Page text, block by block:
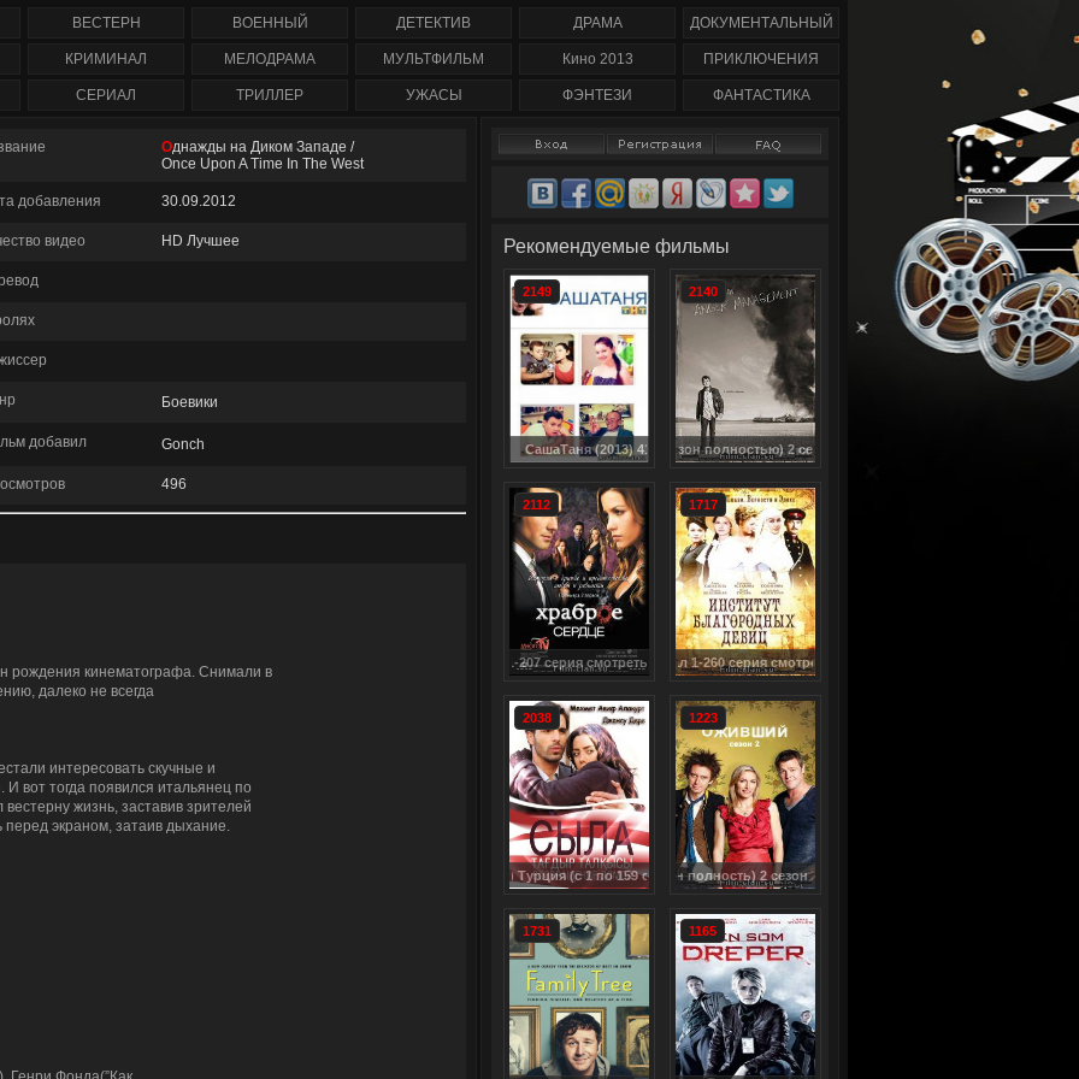
Однажды на Диком Западе /
Once Upon A Time In The West
добавления 30.09.2012
видео HD Лучшее
Боевики
добавил Gonch
496
рождения кинематографа. Снимали в
далеко не всегда
интересовать скучные и
вот тогда появился итальянец по
жизнь, заставив зрителей
перед экраном, затаив дыхание.
Рекомендуемые фильмы
2149
СашаТаня (2013) 41 серия
2140
Смотреть онлайн: Управление гневом (1 сезон полностью) 2 сезон (1-47 серия) сериал смотреть онлайн / Anger
2112
Смотреть онлайн: Храброе сердце сериал 1-207 серия смотреть онлайн / Corazón valiente
1717
Тайны института благородных девиц сериал 1-260 серия смотреть онлайн (2013)
2038
Сыла. Возвращение домой / Sıla dizisi (2006) Турция (с 1 по 159 серию)
1223
Смотреть онлайн: Оживший сериал (1 сезон полность) 2 сезон 1-10 серия смотреть онлайн / Spirited
1731 1165
ВЕСТЕРН ВОЕННЫЙ ДЕТЕКТИВ ДРАМА ДОКУМЕНТАЛЬНЫЙ
КРИМИНАЛ МЕЛОДРАМА МУЛЬТФИЛЬМ Кино 2013 ПРИКЛЮЧЕНИЯ
СЕРИАЛ ТРИЛЛЕР УЖАСЫ ФЭНТЕЗИ ФАНТАСТИКА
онлайн / Corazón valiente
смотреть онлайн (2013)
1-10 серия смотреть
онлайн / Spirited
онлайн (2013) / Family